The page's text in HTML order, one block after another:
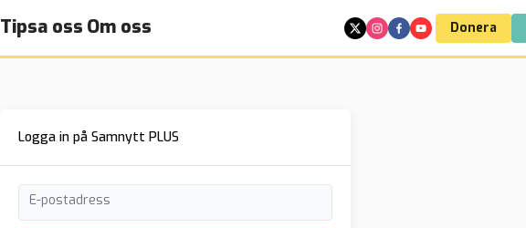
Tipsa oss Om oss Donera
Logga in på Samnytt PLUS
E-postadress